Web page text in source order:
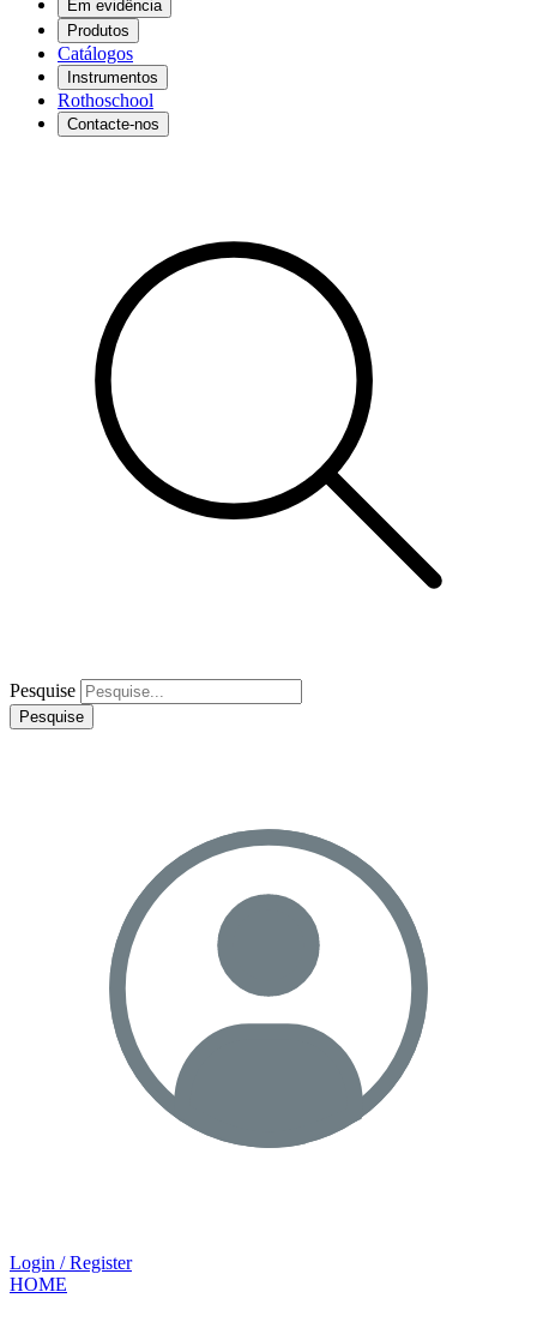
Em evidência
Produtos
Catálogos
Instrumentos
Rothoschool
Contacte-nos
Pesquise
Pesquise
Login / Register
HOME